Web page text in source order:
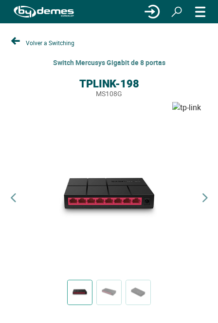
Volver a Switching
Switch Mercusys Gigabit de 8 portas
TPLINK-198
MS108G